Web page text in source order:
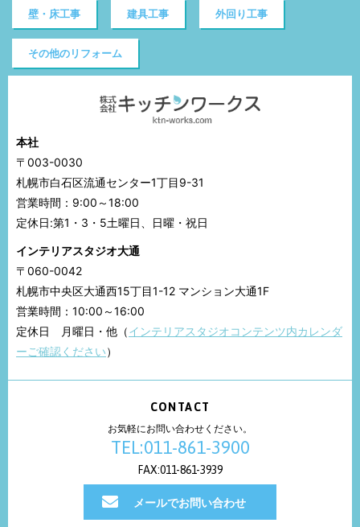
壁・床工事 建具工事 外回り工事
その他のリフォーム
本社
〒003-0030
札幌市白石区流通センター1丁目9-31
営業時間：9:00～18:00
定休日:第1・3・5土曜日、日曜・祝日
インテリアスタジオ大通
〒060-0042
札幌市中央区大通西15丁目1-12 マンション大通1F
営業時間：10:00～16:00
定休日 月曜日・他（インテリアスタジオコンテンツ内カレンダ
ーご確認ください）
CONTACT
お気軽にお問い合わせください。
TEL:011-861-3900
FAX:011-861-3939
メールでお問い合わせ